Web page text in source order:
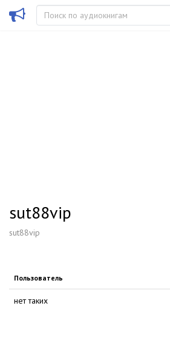
sut88vip
sut88vip
Пользователь
нет таких